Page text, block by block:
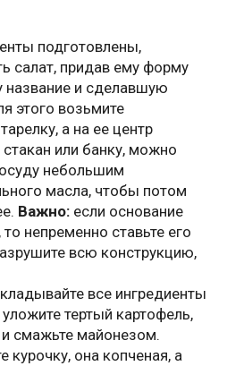
подготовлены,
салат, придав ему форму
и сделавшую
этого возьмите
а на ее центр
или банку, можно
небольшим
масла, чтобы потом
Важно: если основание
непременно ставьте его
всю конструкцию,
все ингредиенты
тертый картофель,
и смажьте майонезом.
она копченая, а